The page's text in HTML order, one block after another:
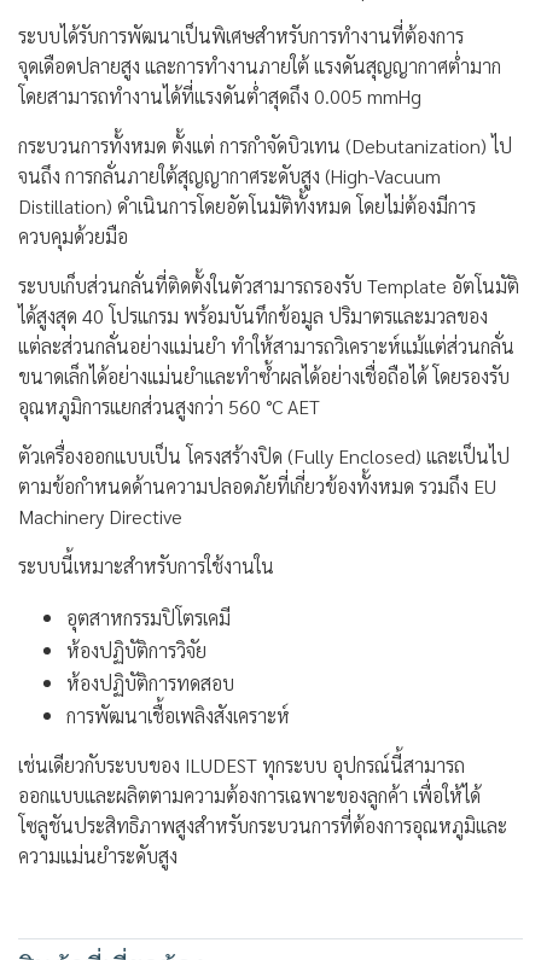
ระบบได้รับการพัฒนาเป็นพิเศษสำหรับการทำงานที่ต้องการ
จุดเดือดปลายสูง และการทำงานภายใต้ แรงดันสุญญากาศต่ำมาก
โดยสามารถทำงานได้ที่แรงดันต่ำสุดถึง 0.005 mmHg
กระบวนการทั้งหมด ตั้งแต่ การกำจัดบิวเทน (Debutanization) ไป
จนถึง การกลั่นภายใต้สุญญากาศระดับสูง (High-Vacuum
Distillation) ดำเนินการโดยอัตโนมัติทั้งหมด โดยไม่ต้องมีการ
ควบคุมด้วยมือ
ระบบเก็บส่วนกลั่นที่ติดตั้งในตัวสามารถรองรับ Template อัตโนมัติ
ได้สูงสุด 40 โปรแกรม พร้อมบันทึกข้อมูล ปริมาตรและมวลของ
แต่ละส่วนกลั่นอย่างแม่นยำ ทำให้สามารถวิเคราะห์แม้แต่ส่วนกลั่น
ขนาดเล็กได้อย่างแม่นยำและทำซ้ำผลได้อย่างเชื่อถือได้ โดยรองรับ
อุณหภูมิการแยกส่วนสูงกว่า 560 °C AET
ตัวเครื่องออกแบบเป็น โครงสร้างปิด (Fully Enclosed) และเป็นไป
ตามข้อกำหนดด้านความปลอดภัยที่เกี่ยวข้องทั้งหมด รวมถึง EU
Machinery Directive
ระบบนี้เหมาะสำหรับการใช้งานใน
อุตสาหกรรมปิโตรเคมี
ห้องปฏิบัติการวิจัย
ห้องปฏิบัติการทดสอบ
การพัฒนาเชื้อเพลิงสังเคราะห์
เช่นเดียวกับระบบของ ILUDEST ทุกระบบ อุปกรณ์นี้สามารถ
ออกแบบและผลิตตามความต้องการเฉพาะของลูกค้า เพื่อให้ได้
โซลูชันประสิทธิภาพสูงสำหรับกระบวนการที่ต้องการอุณหภูมิและ
ความแม่นยำระดับสูง